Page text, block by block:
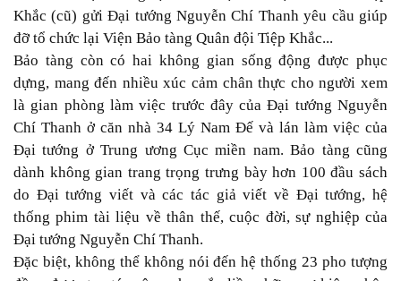
Khắc (cũ) gửi Đại tướng Nguyễn Chí Thanh yêu cầu giúp
đỡ tổ chức lại Viện Bảo tàng Quân đội Tiệp Khắc...
Bảo tàng còn có hai không gian sống động được phục
dựng, mang đến nhiều xúc cảm chân thực cho người xem
là gian phòng làm việc trước đây của Đại tướng Nguyễn
Chí Thanh ở căn nhà 34 Lý Nam Đế và lán làm việc của
Đại tướng ở Trung ương Cục miền nam. Bảo tàng cũng
dành không gian trang trọng trưng bày hơn 100 đầu sách
do Đại tướng viết và các tác giả viết về Đại tướng, hệ
thống phim tài liệu về thân thế, cuộc đời, sự nghiệp của
Đại tướng Nguyễn Chí Thanh.
Đặc biệt, không thể không nói đến hệ thống 23 pho tượng